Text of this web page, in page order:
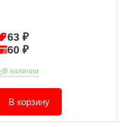
63 ₽
60 ₽
В наличии
В корзину